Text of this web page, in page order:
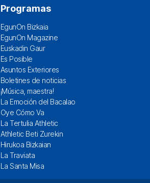
Programas
EgunOn Bizkaia
EgunOn Magazine
Euskadin Gaur
Es Posible
Asuntos Exteriores
Boletines de noticias
¡Música, maestra!
La Emoción del Bacalao
Oye Cómo Va
La Tertulia Athletic
Athletic Beti Zurekin
Hirukoa Bizkaian
La Traviata
La Santa Misa